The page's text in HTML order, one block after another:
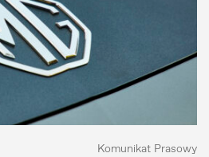
Komunikat Prasowy